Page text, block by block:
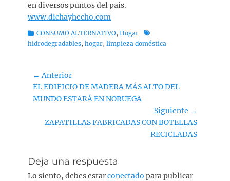
en diversos puntos del país.
www.dichayhecho.com
C
a
CONSUMO ALTERNATIVO, Hogar
E
t
e
hidrodegradables, hogar, limpieza doméstica
Navegación
de
entradas
← Anterior
Entrada
anterior:
EL EDIFICIO DE MADERA MÁS ALTO DEL
MUNDO ESTARÁ EN NORUEGA
Siguiente →
Siguiente
ZAPATILLAS FABRICADAS CON BOTELLAS
RECICLADAS
Deja una respuesta
Lo siento, debes estarconectado para publicar